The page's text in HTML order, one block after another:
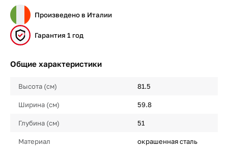
Произведено в Италии
Гарантия 1 год
Общие характеристики
Высота (см) 81.5
Ширина (см) 59.8
Глубина (см) 51
Материал окрашенная сталь